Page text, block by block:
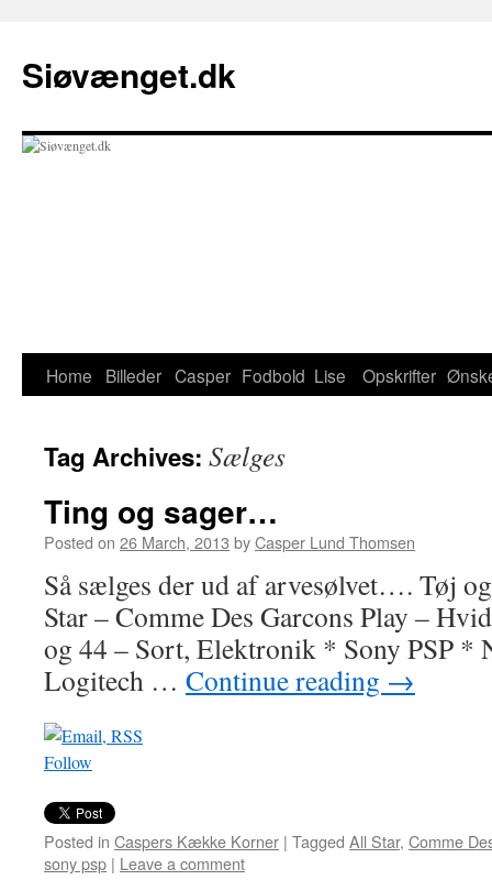
content
Siøvænget.dk
Home Billeder Casper Fodbold Lise Opskrifter
Tag Archives: Sælges
Ting og sager…
Posted on 26 March, 2013 byCasper Lund Thomsen
Så sælges der ud af arvesølvet…. Tøj
Star – Comme Des Garcons Play –
og 44 – Sort, Elektronik * Sony PSP *
Logitech … Continue reading →
Follow
Posted in Caspers Kække Korner | Tagged All Star, Comme
sony psp | Leave a comment